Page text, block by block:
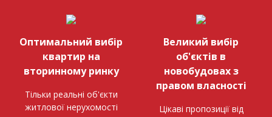
Оптимальний вибір
квартир на
вторинному ринку
Тільки реальні об'єкти
житлової нерухомості
Великий вибір
об'єктів в
новобудовах з
правом власності
Цікаві пропозиції від